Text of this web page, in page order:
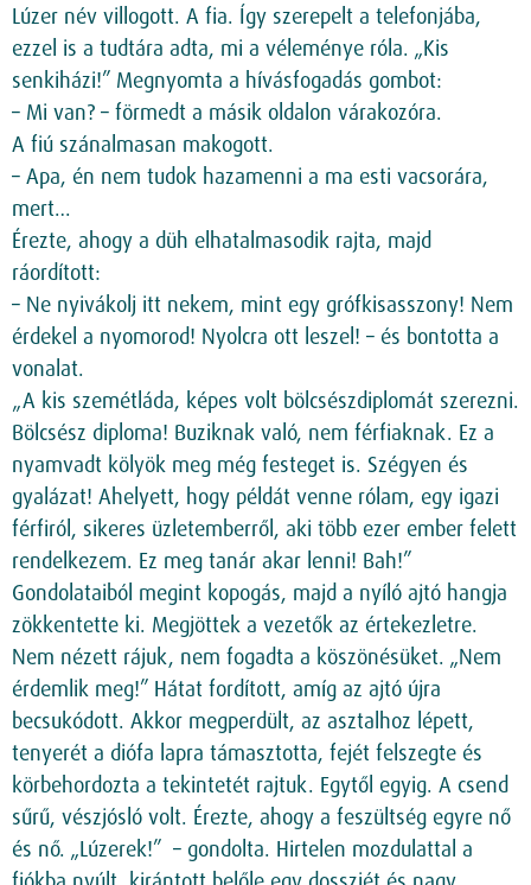
Lúzer név villogott. A fia. Így szerepelt a telefonjába,
ezzel is a tudtára adta, mi a véleménye róla. „Kis
senkiházi!” Megnyomta a hívásfogadás gombot:
– Mi van? – förmedt a másik oldalon várakozóra.
A fiú szánalmasan makogott.
– Apa, én nem tudok hazamenni a ma esti vacsorára,
mert…
Érezte, ahogy a düh elhatalmasodik rajta, majd
ráordított:
– Ne nyivákolj itt nekem, mint egy grófkisasszony! Nem
érdekel a nyomorod! Nyolcra ott leszel! – és bontotta a
vonalat.
„A kis szemétláda, képes volt bölcsészdiplomát szerezni.
Bölcsész diploma! Buziknak való, nem férfiaknak. Ez a
nyamvadt kölyök meg még festeget is. Szégyen és
gyalázat! Ahelyett, hogy példát venne rólam, egy igazi
férfiról, sikeres üzletemberről, aki több ezer ember felett
rendelkezem. Ez meg tanár akar lenni! Bah!”
Gondolataiból megint kopogás, majd a nyíló ajtó hangja
zökkentette ki. Megjöttek a vezetők az értekezletre.
Nem nézett rájuk, nem fogadta a köszönésüket. „Nem
érdemlik meg!” Hátat fordított, amíg az ajtó újra
becsukódott. Akkor megperdült, az asztalhoz lépett,
tenyerét a diófa lapra támasztotta, fejét felszegte és
körbehordozta a tekintetét rajtuk. Egytől egyig. A csend
sűrű, vészjósló volt. Érezte, ahogy a feszültség egyre nő
és nő. „Lúzerek!” – gondolta. Hirtelen mozdulattal a